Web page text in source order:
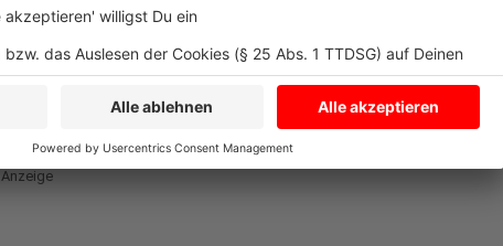
Dienstag, 07.04.und Donnerstag, 09.04. jeweils in der Zeit
Samstag, 11.04. von 9:00 bis 12:00 Uhr
Bitte anmelden unter: 02593 / 609-6030
Anzeige